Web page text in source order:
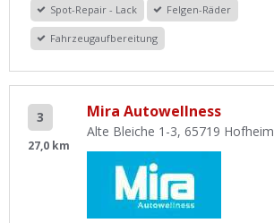
Spot-Repair - Lack Felgen-Räder
Fahrzeugaufbereitung
3
27,0 km
Mira Autowellness
Alte Bleiche 1-3, 65719 Hofheim